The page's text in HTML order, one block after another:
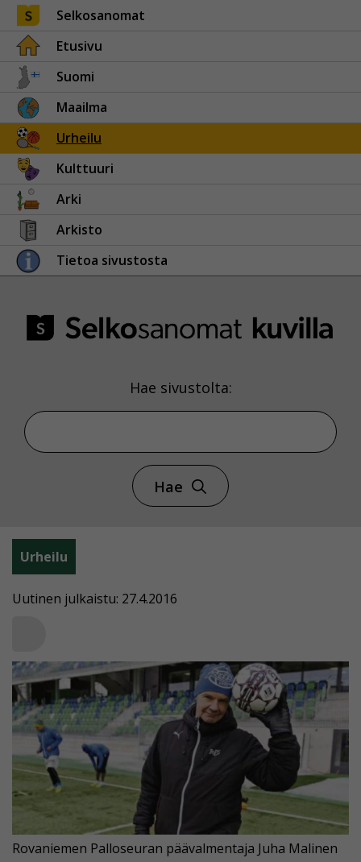
Selkosanomat
Etusivu
Suomi
Maailma
Urheilu
Kulttuuri
Arki
Arkisto
Tietoa sivustosta
Hae sivustolta:
Hae
Urheilu
Uutinen julkaistu: 27.4.2016
Rovaniemen Palloseuran päävalmentaja Juha Malinen